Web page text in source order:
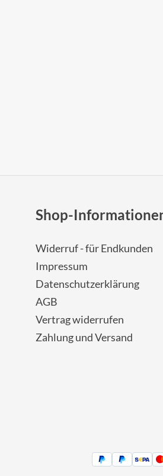
Shop-
Widerruf - für Endkunden
Impressum
Datenschutzerklärung
AGB
Vertrag widerrufen
Zahlung und Versand